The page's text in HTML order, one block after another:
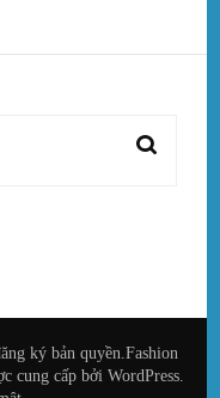
ký bản quyền. Fashion
cung cấp bởi WordPress